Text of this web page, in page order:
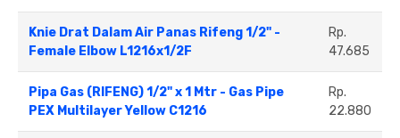
Knie Drat Dalam Air Panas Rifeng 1/2" -
Female Elbow L1216x1/2F
Rp.
47.685
Pipa Gas (RIFENG) 1/2" x 1 Mtr - Gas Pipe
PEX Multilayer Yellow C1216
Rp.
22.880